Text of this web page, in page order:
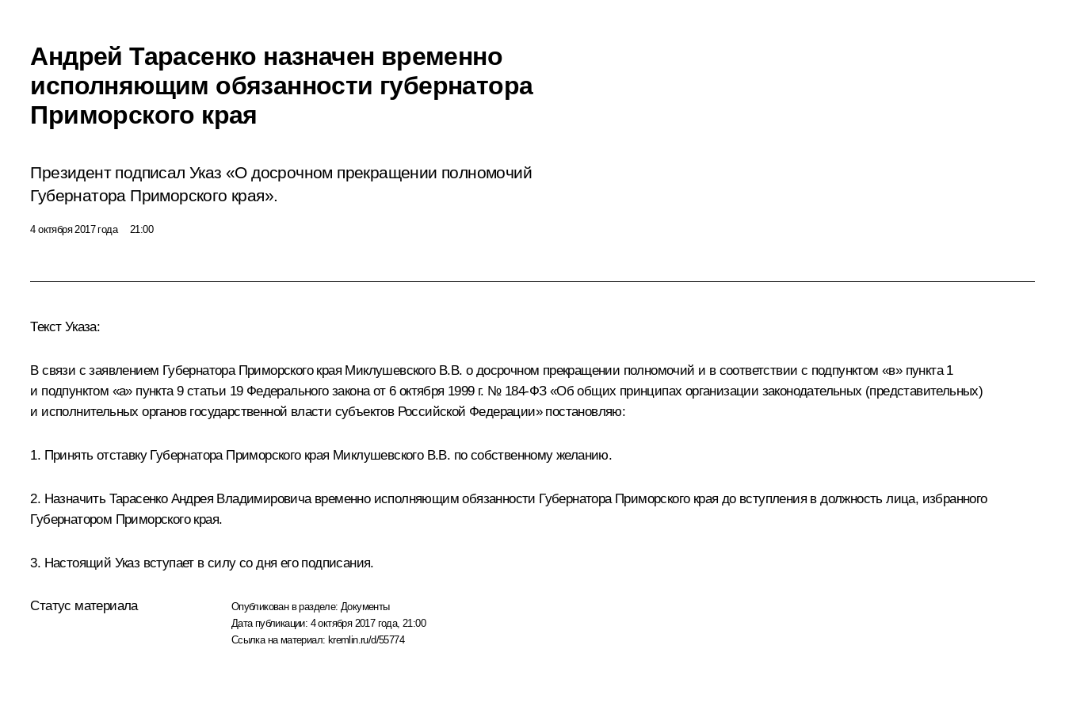
Андрей Тарасенко назначен временно
исполняющим обязанности губернатора
Приморского края
Президент подписал Указ «О досрочном прекращении полномочий
Губернатора Приморского края».
4 октября 2017 года 21:00
Текст Указа:
В связи с заявлением Губернатора Приморского края Миклушевского В.В. о досрочном прекращении полномочий и в соответствии с подпунктом «в» пункта 1
и подпунктом «а» пункта 9 статьи 19 Федерального закона от 6 октября 1999 г. № 184-ФЗ «Об общих принципах организации законодательных (представительных)
и исполнительных органов государственной власти субъектов Российской Федерации» постановляю:
1. Принять отставку Губернатора Приморского края Миклушевского В.В. по собственному желанию.
2. Назначить Тарасенко Андрея Владимировича временно исполняющим обязанности Губернатора Приморского края до вступления в должность лица, избранного
Губернатором Приморского края.
3. Настоящий Указ вступает в силу со дня его подписания.
Статус материала Опубликован в разделе: Документы
Дата публикации: 4 октября 2017 года, 21:00
Ссылка на материал: kremlin.ru/d/55774